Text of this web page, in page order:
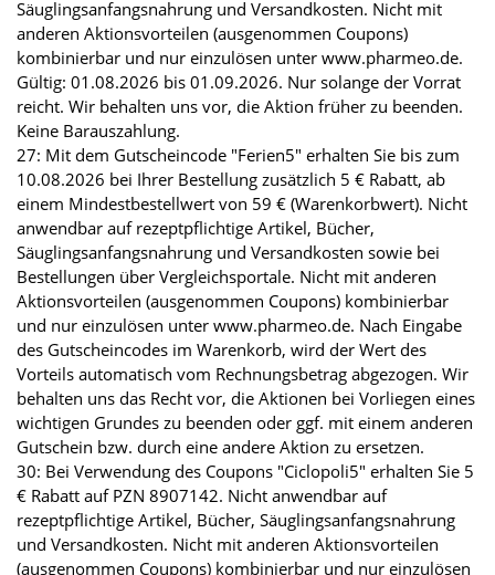
Säuglingsanfangsnahrung und Versandkosten. Nicht mit
anderen Aktionsvorteilen (ausgenommen Coupons)
kombinierbar und nur einzulösen unter www.pharmeo.de.
Gültig: 01.08.2026 bis 01.09.2026. Nur solange der Vorrat
reicht. Wir behalten uns vor, die Aktion früher zu beenden.
Keine Barauszahlung.
27: Mit dem Gutscheincode "Ferien5" erhalten Sie bis zum
10.08.2026 bei Ihrer Bestellung zusätzlich 5 € Rabatt, ab
einem Mindestbestellwert von 59 € (Warenkorbwert). Nicht
anwendbar auf rezeptpflichtige Artikel, Bücher,
Säuglingsanfangsnahrung und Versandkosten sowie bei
Bestellungen über Vergleichsportale. Nicht mit anderen
Aktionsvorteilen (ausgenommen Coupons) kombinierbar
und nur einzulösen unter www.pharmeo.de. Nach Eingabe
des Gutscheincodes im Warenkorb, wird der Wert des
Vorteils automatisch vom Rechnungsbetrag abgezogen. Wir
behalten uns das Recht vor, die Aktionen bei Vorliegen eines
wichtigen Grundes zu beenden oder ggf. mit einem anderen
Gutschein bzw. durch eine andere Aktion zu ersetzen.
30: Bei Verwendung des Coupons "Ciclopoli5" erhalten Sie 5
€ Rabatt auf PZN 8907142. Nicht anwendbar auf
rezeptpflichtige Artikel, Bücher, Säuglingsanfangsnahrung
und Versandkosten. Nicht mit anderen Aktionsvorteilen
(ausgenommen Coupons) kombinierbar und nur einzulösen